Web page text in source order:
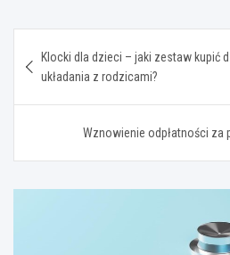
wpisu
Klocki dla dzieci – jaki zestaw kupić
układania z rodzicami?
Wznowienie odpłatności za